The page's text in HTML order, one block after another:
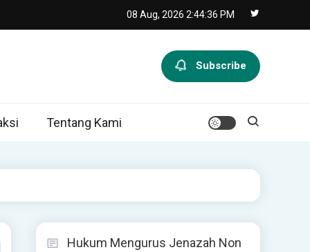
08 Aug, 2026 2:44:37 PM
Subscribe
Tentang Kami
Hukum Mengurus Jenazah Non